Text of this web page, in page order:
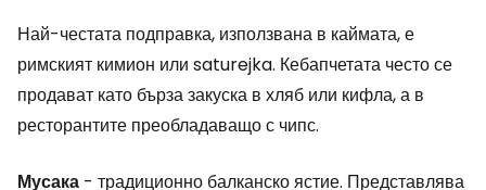
Най-честата подправка, използвана в каймата, е
римският кимион или saturejka. Кебапчетата често се
продават като бърза закуска в хляб или кифла, а в
ресторантите преобладаващо с чипс.
Мусака - традиционно балканско ястие. Представлява